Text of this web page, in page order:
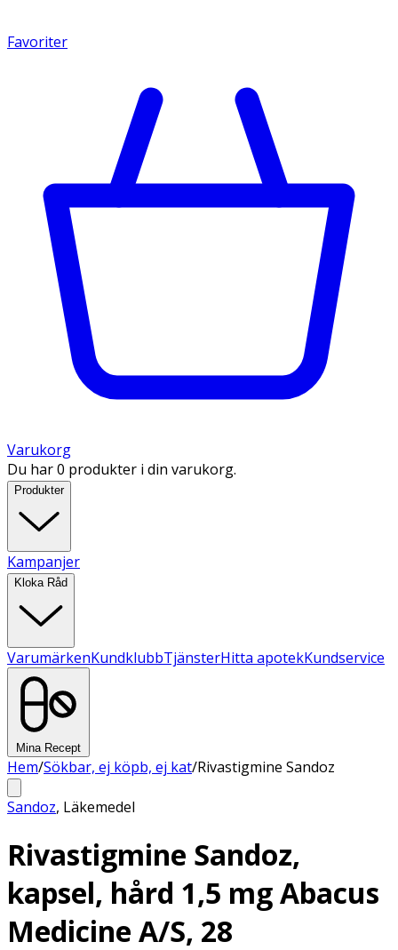
Favoriter
Varukorg
Du har 0 produkter i din varukorg.
Produkter
Kampanjer
Kloka Råd
VarumärkenKundklubbTjänsterHitta apotekKundservice
Mina Recept
Hem/Sökbar, ej köpb, ej kat/Rivastigmine Sandoz
Sandoz, Läkemedel
Rivastigmine Sandoz,
kapsel, hård 1,5 mg Abacus
Medicine A/S, 28